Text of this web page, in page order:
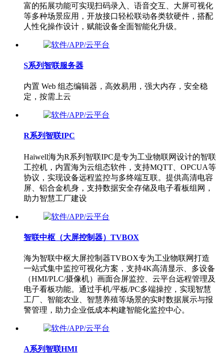
富的拓展功能可实现扫码录入、语音交互、大屏可视化
等多种场景应用，开放接口轻松联动各类软硬件，搭配
人性化操作设计，赋能设备全面智能化升级。
S系列智联服务器
内置 Web 组态编辑器，高效易用，强大内存，安全稳
定，按需上云
R系列智联IPC
Haiwell海为R系列智联IPC是专为工业物联网设计的智联
工控机，内置海为云组态软件，支持MQTT、OPCUA等
协议，实现设备远程监控与多终端互联。提供高清电容
屏、铝合金机身，支持数据安全存储及电子看板组网，
助力智慧工厂建设
智联中枢（大屏控制器）TVBOX
海为智联中枢大屏控制器TVBOX专为工业物联网打造
一站式集中监控可视化方案，支持4K高清显示、多设备
（HMI/PLC/摄像机）画面合屏监控、云平台远程管理及
电子看板功能。通过手机/平板/PC多端操控，实现智慧
工厂、智能农业、智慧养殖等场景的实时数据展示与报
警管理，助力企业低成本构建智能化监控中心。
A系列智联HMI